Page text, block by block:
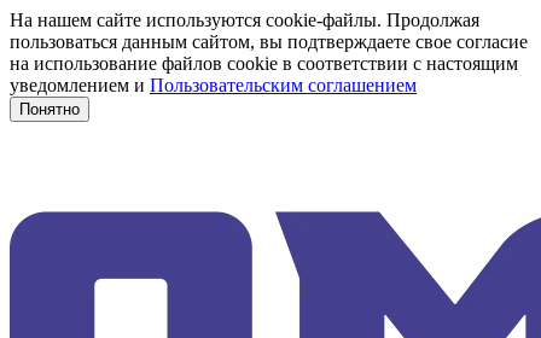
На нашем сайте используются cookie-файлы. Продолжая
пользоваться данным сайтом, вы подтверждаете свое согласие
на использование файлов cookie в соответствии с настоящим
уведомлением и Пользовательским соглашением
Понятно